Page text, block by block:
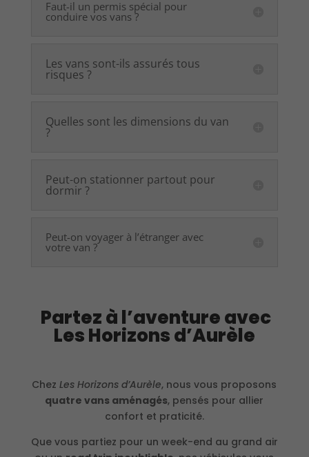
Faut-il un permis spécial pour
conduire vos vans ?
Les vans sont-ils assurés tous
risques ?
Quelles sont les dimensions du van
?
Peut-on stationner partout pour
dormir ?
Peut-on voyager à l’étranger avec
votre van ?
Partez à l’aventure avec
Les Horizons d’Aurèle
ChezLes Horizons d’Aurèle, nous vous proposons
quatre vans aménagés, pensés pour allier
confort et praticité.
Que vous partiez pour un week-end au grand air